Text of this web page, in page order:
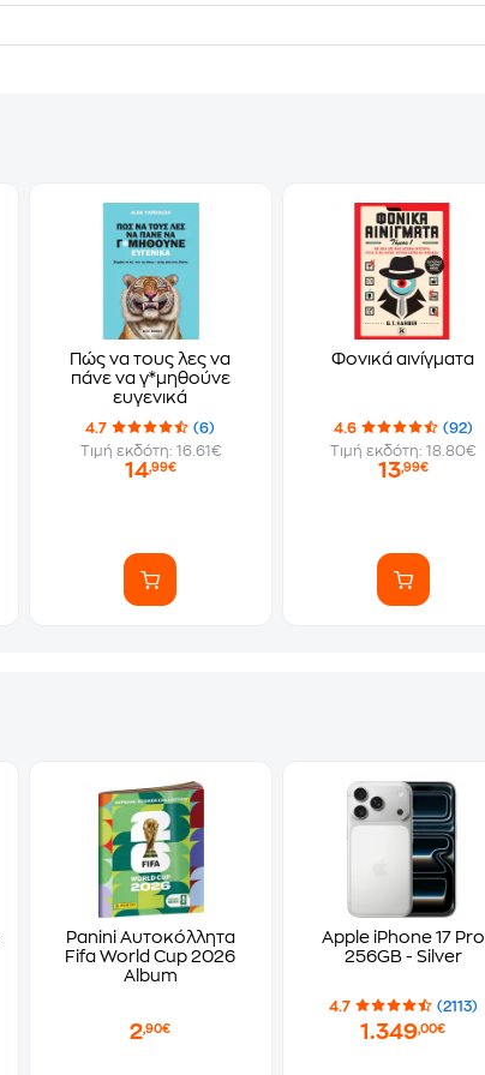
Πώς να τους λες να
πάνε να γ*μηθούνε
ευγενικά
4.7
(6)
Τιμή εκδότη: 16.61€
14,99€
Φονικά αινίγματα
4.6
(92)
Τιμή εκδότη: 18.80€
13,99€
Panini Αυτοκόλλητα
Fifa World Cup 2026
Album
2,90€
Apple iPhone 17 Pro
256GB - Silver
4.7 (2113)
1.349,00€